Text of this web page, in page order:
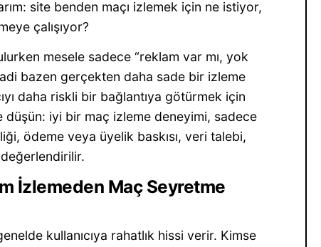
site benden maçı izlemek için ne istiyor,
çalışıyor?
mesele sadece “reklam var mı, yok
bazen gerçekten daha sade bir izleme
daha riskli bir bağlantıya götürmek için
düşün: iyi bir maç izleme deneyimi, sadece
ödeme veya üyelik baskısı, veri talebi,
İzlemeden Maç Seyretme
kullanıcıya rahatlık hissi verir. Kimse